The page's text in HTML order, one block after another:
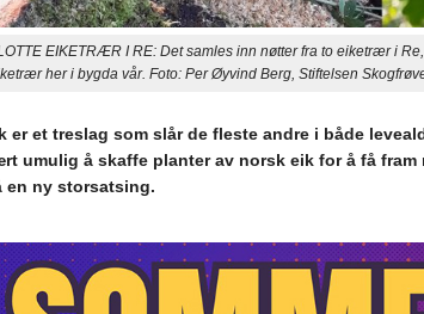
EIKETRÆR I RE: Det samles inn nøtter fra to eiketrær i
her i bygda vår. Foto: Per Øyvind Berg, Stiftelsen
er et treslag som slår de fleste andre i både
umulig å skaffe planter av norsk eik for å få fram
en ny storsatsing.